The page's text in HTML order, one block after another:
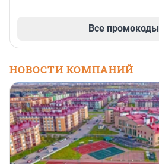
Все промокоды
НОВОСТИ КОМПАНИЙ